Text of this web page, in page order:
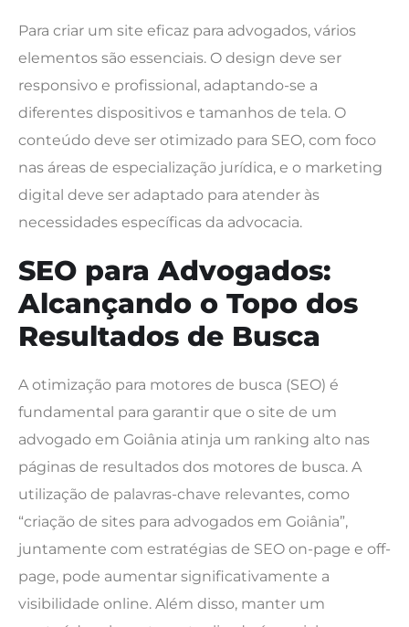
Para criar um site eficaz para advogados, vários
elementos são essenciais. O design deve ser
responsivo e profissional, adaptando-se a
diferentes dispositivos e tamanhos de tela. O
conteúdo deve ser otimizado para SEO, com foco
nas áreas de especialização jurídica, e o marketing
digital deve ser adaptado para atender às
necessidades específicas da advocacia.
SEO para Advogados:
Alcançando o Topo dos
Resultados de Busca
A otimização para motores de busca (SEO) é
fundamental para garantir que o site de um
advogado em Goiânia atinja um ranking alto nas
páginas de resultados dos motores de busca. A
utilização de palavras-chave relevantes, como
“criação de sites para advogados em Goiânia”,
juntamente com estratégias de SEO on-page e off-
page, pode aumentar significativamente a
visibilidade online. Além disso, manter um